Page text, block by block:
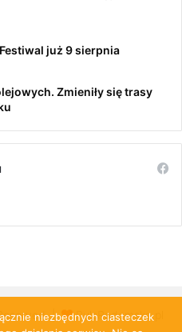
już 9 sierpnia
Zmieniły się trasy
| PulsRadomska.pl
niezbędnych ciasteczek